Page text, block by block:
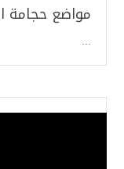
مواضع حجامة
...